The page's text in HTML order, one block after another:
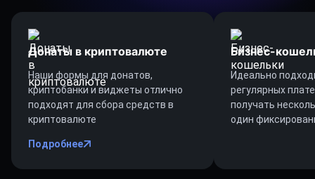
Донаты в криптовалюте
Наши формы для донатов,
криптобанки и виджеты отлично
подходят для сбора средств в
криптовалюте
Подробнее
Бизнес-
Идеально
регулярных
получать
один